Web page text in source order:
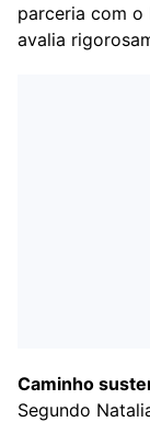
parceria com o
avalia
Caminho
Segundo